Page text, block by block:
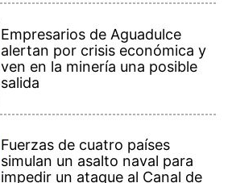
Empresarios de Aguadulce
alertan por crisis económica y
ven en la minería una posible
salida
Fuerzas de cuatro países
simulan un asalto naval para
impedir un ataque al Canal de